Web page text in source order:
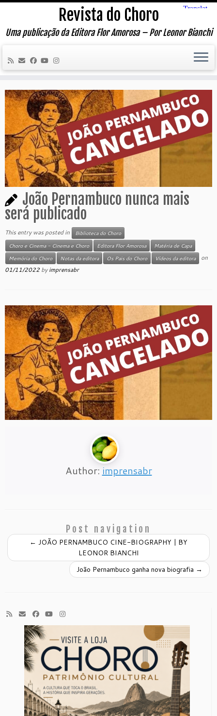
Skip
content
Revista do Choro
Uma publicação da Editora Flor Amorosa – Por Leonor Bianchi
João Pernambuco nunca mais
será publicado
This entry was posted in
Biblioteca do Choro
Choro e Cinema - Cinema e Choro
Editora Flor Amorosa
Matéria de Capa
Memória do Choro
Notas da editora Os Pais do Choro Vídeos da editora
on
01/11/2022 byimprensabr
Author: imprensabr
Post navigation
← JOÃO PERNAMBUCO CINE-BIOGRAPHY | BY
LEONOR BIANCHI
João Pernambuco ganha nova biografia →